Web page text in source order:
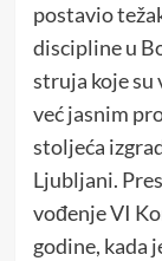
postavio
discipline u
struja koje su
već jasnim
stoljeća
Ljubljani.
vođenje VI
godine, kada